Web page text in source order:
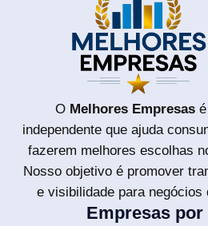
O Melhores Empresas
independente que ajuda
fazerem melhores escolhas
Nosso objetivo é promover
e visibilidade para negócios
Empresas por